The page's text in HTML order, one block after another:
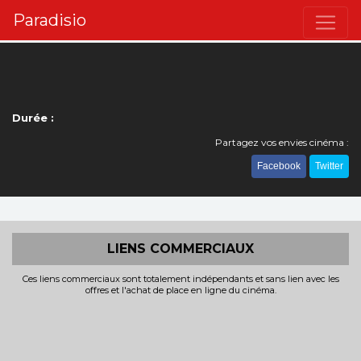
Paradisio
Durée :
Partagez vos envies cinéma :
Facebook Twitter
LIENS COMMERCIAUX
Ces liens commerciaux sont totalement indépendants et sans lien avec les
offres et l'achat de place en ligne du cinéma.